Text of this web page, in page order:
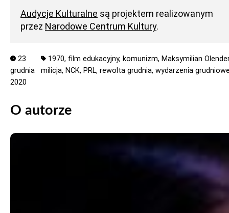
Audycje Kulturalne są projektem realizowanym
przez Narodowe Centrum Kultury.
23
grudnia
2020
1970, film edukacyjny, komunizm, Maksymilian
milicja, NCK, PRL,rewolta grudnia,wydarzenia
O autorze